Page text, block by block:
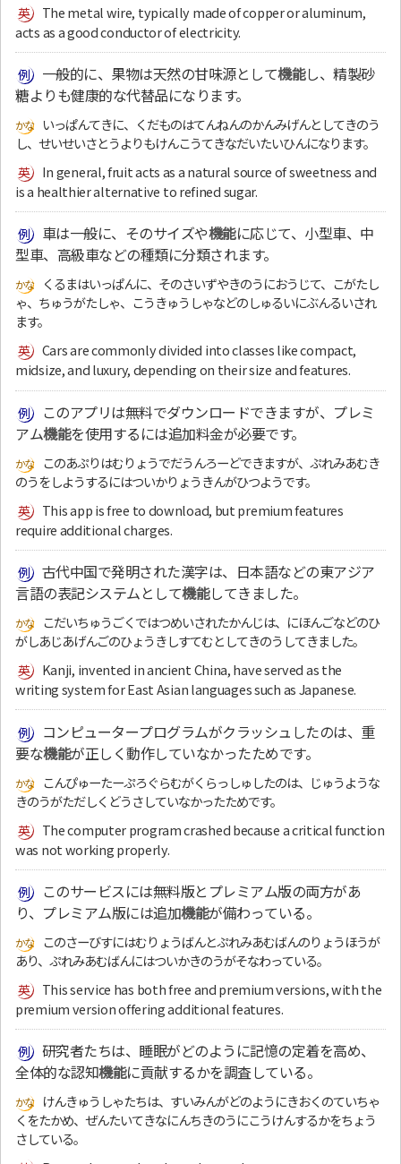
The metal wire, typically made of copper or aluminum,
acts as a good conductor of electricity.
一般的に、果物は天然の甘味源として機能し、精製砂
糖よりも健康的な代替品になります。
いっぱんてきに、くだものはてんねんのかんみげんとしてきのう
し、せいせいさとうよりもけんこうてきなだいたいひんになります。
In general, fruit acts as a natural source of sweetness and
is a healthier alternative to refined sugar.
車は一般に、そのサイズや機能に応じて、小型車、中
型車、高級車などの種類に分類されます。
くるまはいっぱんに、そのさいずやきのうにおうじて、こがたし
ゃ、ちゅうがたしゃ、こうきゅうしゃなどのしゅるいにぶんるいされ
ます。
Cars are commonly divided into classes like compact,
midsize, and luxury, depending on their size and features.
このアプリは無料でダウンロードできますが、プレミ
アム機能を使用するには追加料金が必要です。
このあぷりはむりょうでだうんろーどできますが、ぷれみあむき
のうをしようするにはついかりょうきんがひつようです。
This app is free to download, but premium features
require additional charges.
古代中国で発明された漢字は、日本語などの東アジア
言語の表記システムとして機能してきました。
こだいちゅうごくではつめいされたかんじは、にほんごなどのひ
がしあじあげんごのひょうきしすてむとしてきのうしてきました。
Kanji, invented in ancient China, have served as the
writing system for East Asian languages such as Japanese.
コンピュータープログラムがクラッシュしたのは、重
要な機能が正しく動作していなかったためです。
こんぴゅーたーぷろぐらむがくらっしゅしたのは、じゅうような
きのうがただしくどうさしていなかったためです。
The computer program crashed because a critical function
was not working properly.
このサービスには無料版とプレミアム版の両方があ
り、プレミアム版には追加機能が備わっている。
このさーびすにはむりょうばんとぷれみあむばんのりょうほうが
あり、ぷれみあむばんにはついかきのうがそなわっている。
This service has both free and premium versions, with the
premium version offering additional features.
研究者たちは、睡眠がどのように記憶の定着を高め、
全体的な認知機能に貢献するかを調査している。
けんきゅうしゃたちは、すいみんがどのようにきおくのていちゃ
くをたかめ、ぜんたいてきなにんちきのうにこうけんするかをちょう
さしている。